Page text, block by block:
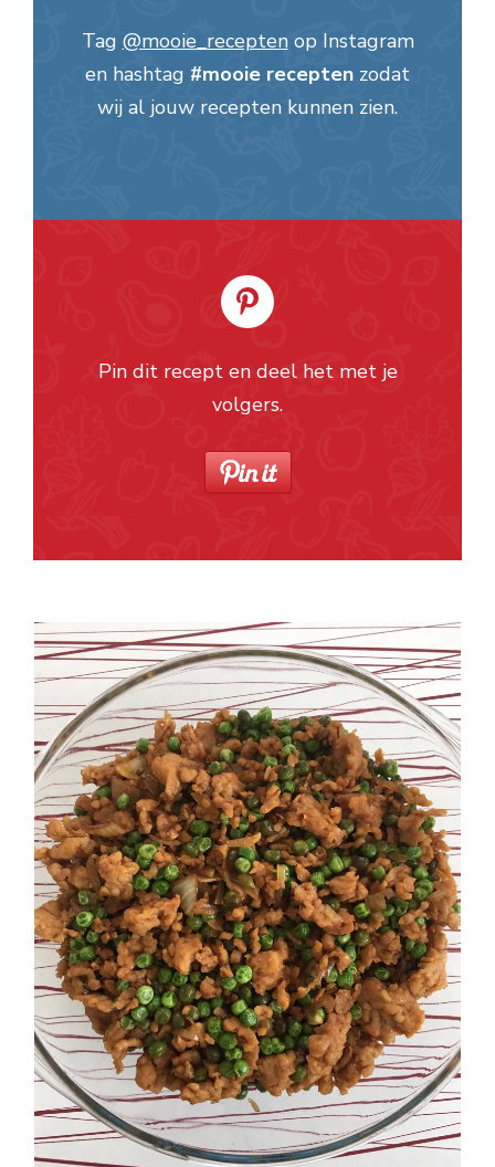
Tag @mooie_receptenop Instagram
en hashtag #mooie recepten zodat
wij al jouw recepten kunnen zien.
Pin dit recept en deel het met je
volgers.